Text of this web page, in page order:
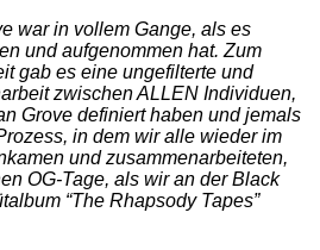
war in vollem Gange, als es
und aufgenommen hat. Zum
gab es eine ungefilterte und
zwischen ALLEN Individuen,
Grove definiert haben und jemals
in dem wir alle wieder im
und zusammenarbeiteten,
OG-Tage, als wir an der Black
“The Rhapsody Tapes”